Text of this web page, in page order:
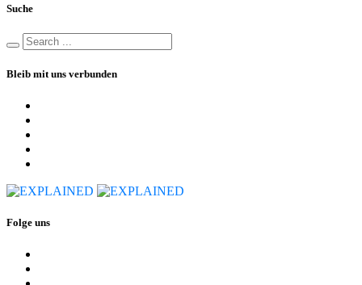
Suche
Bleib mit uns verbunden
Folge uns